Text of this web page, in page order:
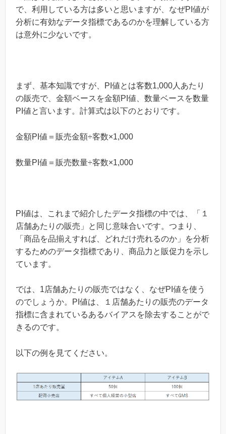
で、利用している方は多いと思いますが、なぜPI値が
分析に有効なデータ指標であるのかを理解している方
は意外に少ないです。
まず、基本知識ですが、PI値とは客数1,000人あたり
の販売で、金額ベースを金額PI値、数量ベースを数量
PI値と言います。計算式は以下のとおりです。
金額PI値＝販売金額÷客数×1,000
数量PI値＝販売数量÷客数×1,000
PI値は、これまで紹介したデータ指標の中では、「１
店舗あたりの販売」と同じ意味合いです。つまり、
「商品を品揃えすれば、どれだけ売れるのか」を分析
するためのデータ指標であり、商品力と販促力を示し
ています。
では、1店舗あたりの販売ではなく、なぜPI値を使う
のでしょうか。PI値は、１店舗あたりの販売のデータ
指標に含まれているあるバイアスを除去することがで
きるのです。
以下の例を見てください。